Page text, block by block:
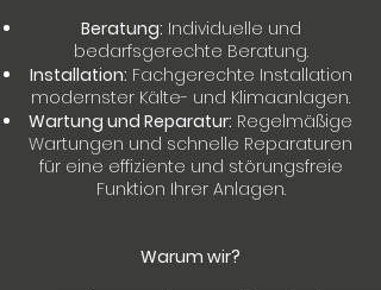
Beratung: Individuelle und
bedarfsgerechte Beratung.
Installation: Fachgerechte Installation
modernster Kälte- und Klimaanlagen.
Wartung und Reparatur: Regelmäßige
Wartungen und schnelle Reparaturen
für eine effiziente und störungsfreie
Funktion Ihrer Anlagen.
Warum wir?